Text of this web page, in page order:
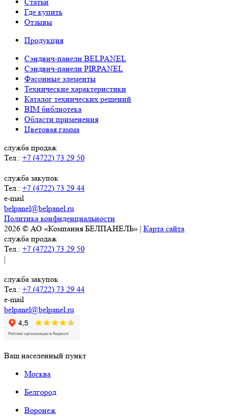
Где купить
Отзывы
Продукция
Сэндвич-панели BELPANEL
Сэндвич-панели PIRPANEL
Фасонные элементы
Технические характеристики
Каталог технических решений
BIM библиотека
Области применения
Цветовая гамма
служба продаж
Тел.: +7 (4722) 73 29 50
служба закупок
Тел.: +7 (4722) 73 29 44
e-mail
belpanel@belpanel.ru
Политика конфиденциальности
2026 © АО «Компания БЕЛПАНЕЛЬ» | Карта сайта
служба продаж
Тел.: +7 (4722) 73 29 50
|
служба закупок
Тел.: +7 (4722) 73 29 44
e-mail
belpanel@belpanel.ru
Ваш населенный пункт
Москва
Белгород
Воронеж